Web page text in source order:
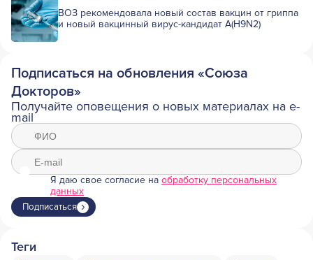
ВОЗ рекомендовала новый состав вакцин от гриппа
и новый вакцинный вирус-кандидат A(H9N2)
Подписаться на обновления «Союза
Докторов»
Получайте оповещения о новых материалах на e-
mail
Я даю свое согласие на обработку персональных
данных
Подписаться
Теги